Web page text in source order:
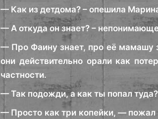
— Как из детдома? – опешила
— А откуда он знает? –
— Про Фаину знает, про её мамашу
они действительно орали как
частности.
— Так подожди, а как ты попал
— Просто как три копейки, — пожал